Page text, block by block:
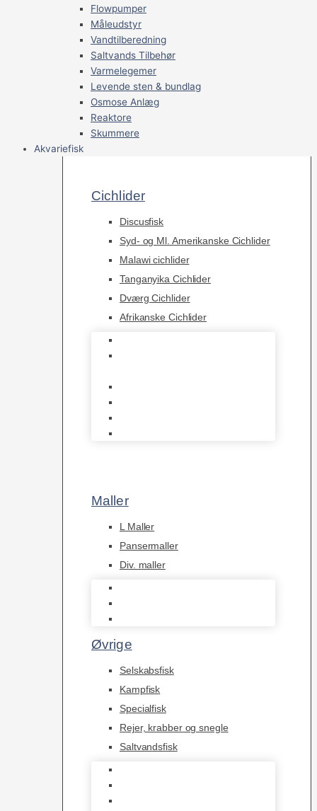
Flowpumper
Måleudstyr
Vandtilberedning
Saltvands Tilbehør
Varmelegemer
Levende sten & bundlag
Osmose Anlæg
Reaktore
Skummere
Akvariefisk
Cichlider
Discusfisk
Syd- og Ml. Amerikanske Cichlider
Malawi cichlider
Tanganyika Cichlider
Dværg Cichlider
Afrikanske Cichlider
Maller
L Maller
Pansermaller
Div. maller
Øvrige
Selskabsfisk
Kampfisk
Specialfisk
Rejer, krabber og snegle
Saltvandsfisk